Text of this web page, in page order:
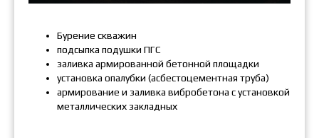
Бурение скважин
подсыпка подушки ПГС
заливка армированной бетонной площадки
установка опалубки (асбестоцементная труба)
армирование и заливка вибробетона с установкой
металлических закладных